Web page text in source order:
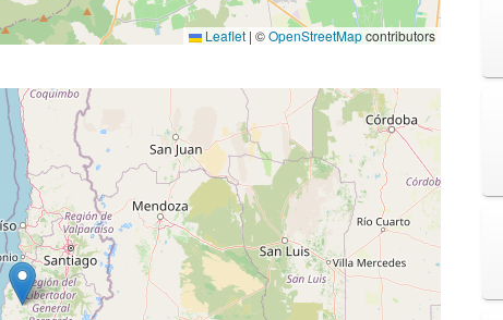
Leaflet | ©OpenStreetMapcontributors